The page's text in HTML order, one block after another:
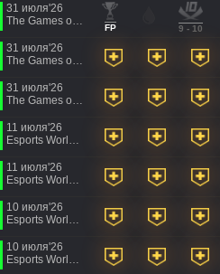
31 июля'26
FP 9 - 10
31 июля'26
The Games of the Future 2026
31 июля'26
The Games of the Future 2026
11 июля'26
Esports World Cup 2026
11 июля'26
Esports World Cup 2026
10 июля'26
Esports World Cup 2026
10 июля'26
Esports World Cup 2026